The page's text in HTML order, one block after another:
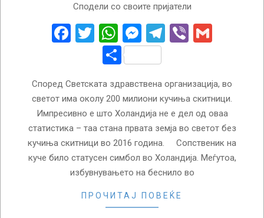
Сподели со своите пријатели
Facebook
Twitter
WhatsApp
Messenger
Telegram
Viber
Share
Според Светската здравствена организација, во
светот има околу 200 милиони кучиња скитници.
Импресивно е што Холандија не е дел од оваа
статистика – таа стана првата земја во светот без
кучиња скитници во 2016 година. Сопственик на
куче било статусен симбол во Холандија. Меѓутоа,
избувнувањето на беснило во
ПРОЧИТАЈ ПОВЕЌЕ